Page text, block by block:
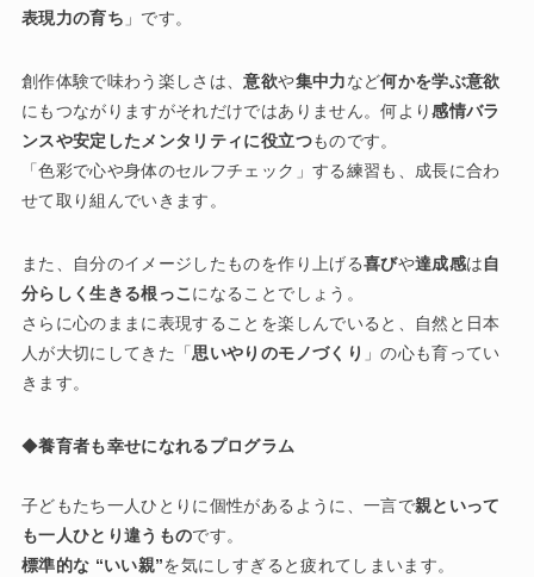
表現力の育ち 」です。
創作体験で味わう楽しさは、意欲や集中力など何かを学ぶ意欲
にもつながりますがそれだけではありません。何より感情バラ
ンスや安定したメンタリティに役立つものです。
「色彩で心や身体のセルフチェック」する練習も、成長に合わ
せて取り組んでいきます。
また、自分のイメージしたものを作り上げる喜びや達成感は自
分らしく生きる根っこになることでしょう。
さらに心のままに表現することを楽しんでいると、自然と日本
人が大切にしてきた「思いやりのモノづくり 」の心も育ってい
きます。
◆養育者も幸せになれるプログラム
子どもたち一人ひとりに個性があるように、一言で親といって
も一人ひとり違うものです。
標準的な “いい親”を気にしすぎると疲れてしまいます。